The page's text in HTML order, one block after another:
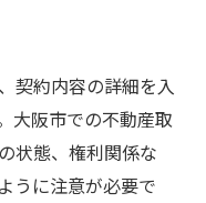
契約内容の詳細を入
大阪市での不動産取
状態、権利関係な
うに注意が必要で